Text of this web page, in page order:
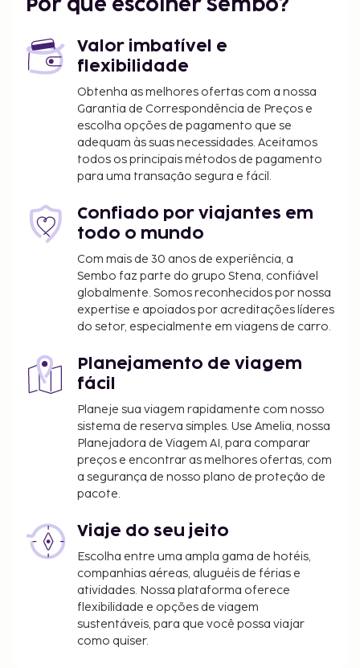
Por que escolher Sembo?
Valor imbatível e
flexibilidade
Obtenha as melhores ofertas com a nossa
Garantia de Correspondência de Preços e
escolha opções de pagamento que se
adequam às suas necessidades. Aceitamos
todos os principais métodos de pagamento
para uma transação segura e fácil.
Confiado por viajantes em
todo o mundo
Com mais de 30 anos de experiência, a
Sembo faz parte do grupo Stena, confiável
globalmente. Somos reconhecidos por nossa
expertise e apoiados por acreditações líderes
do setor, especialmente em viagens de carro.
Planejamento de viagem
fácil
Planeje sua viagem rapidamente com nosso
sistema de reserva simples. Use Amelia, nossa
Planejadora de Viagem AI, para comparar
preços e encontrar as melhores ofertas, com
a segurança de nosso plano de proteção de
pacote.
Viaje do seu jeito
Escolha entre uma ampla gama de hotéis,
companhias aéreas, aluguéis de férias e
atividades. Nossa plataforma oferece
flexibilidade e opções de viagem
sustentáveis, para que você possa viajar
como quiser.